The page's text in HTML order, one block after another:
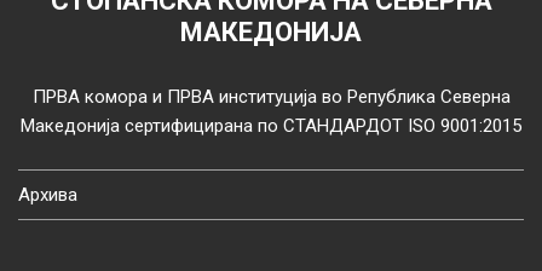
МАКЕДОНИЈА
ПРВА комора и ПРВА институција во Република Северна
Македонија сертифицирана по СТАНДАРДОТ ISO 9001:2015
Архива